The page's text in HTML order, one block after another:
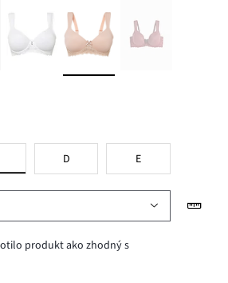
D E
produkt ako zhodný s